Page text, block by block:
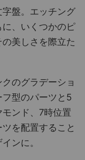
盤。エッチング
、いくつかのピ
美しさを際立た
のグラデーショ
型のパーツと5
ンド、7時位置
を配置すること
ンに。